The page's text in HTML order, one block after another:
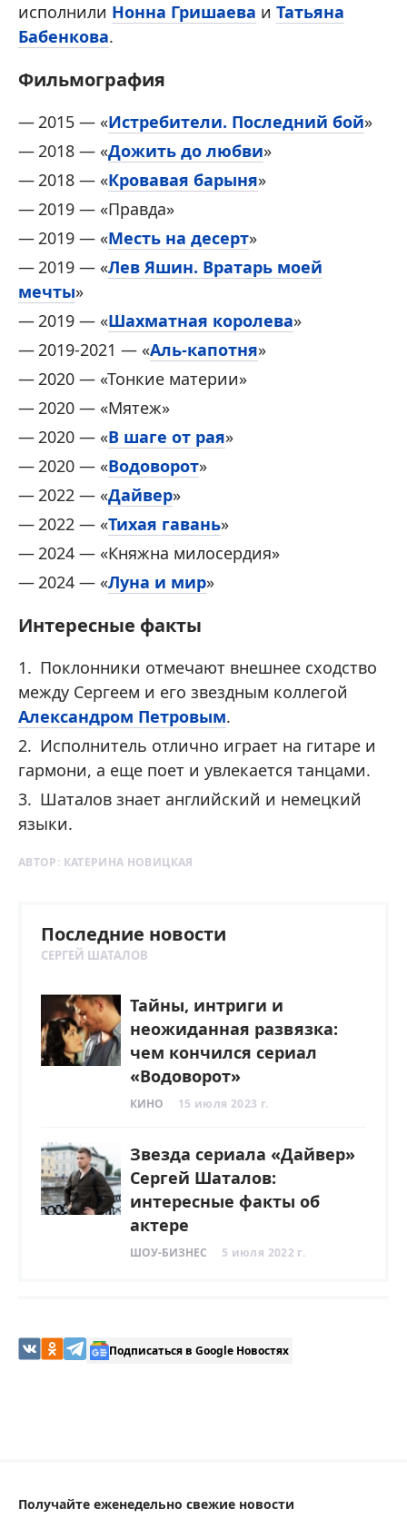
исполнили Нонна Гришаева и Татьяна
Бабенкова.
Фильмография
2015 — «Истребители. Последний бой»
2018 — «Дожить до любви»
2018 — «Кровавая барыня»
2019 — «Правда»
2019 — «Месть на десерт»
2019 — «Лев Яшин. Вратарь моей
мечты»
2019 — «Шахматная королева»
2019-2021 — «Аль-капотня»
2020 — «Тонкие материи»
2020 — «Мятеж»
2020 — «В шаге от рая»
2020 — «Водоворот»
2022 — «Дайвер»
2022 — «Тихая гавань»
2024 — «Княжна милосердия»
2024 — «Луна и мир»
Интересные факты
Поклонники отмечают внешнее сходство
между Сергеем и его звездным коллегой
Александром Петровым.
Исполнитель отлично играет на гитаре и
гармони, а еще поет и увлекается танцами.
Шаталов знает английский и немецкий
языки.
АВТОР: КАТЕРИНА НОВИЦКАЯ
Последние новости
СЕРГЕЙ ШАТАЛОВ
Тайны, интриги и
неожиданная развязка:
чем кончился сериал
«Водоворот»
КИНО 15 июля 2023 г.
Звезда сериала «Дайвер»
Сергей Шаталов:
интересные факты об
актере
ШОУ-БИЗНЕС 5 июля 2022 г.
Подписаться в Google Новостях
Получайте еженедельно свежие новости